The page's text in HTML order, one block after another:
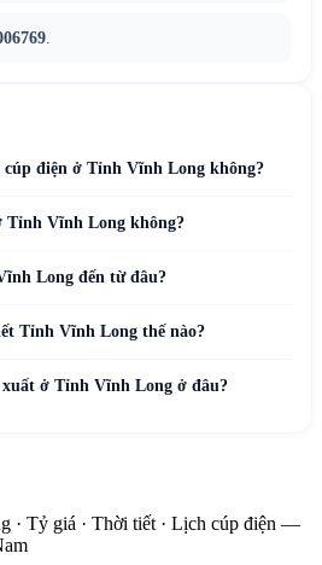
.
cúp điện ở Tỉnh Vĩnh Long không?
Tỉnh Vĩnh Long không?
Long đến từ đâu?
Tỉnh Vĩnh Long thế nào?
xuất ở Tỉnh Vĩnh Long ở đâu?
· Tỷ giá · Thời tiết · Lịch cúp điện —